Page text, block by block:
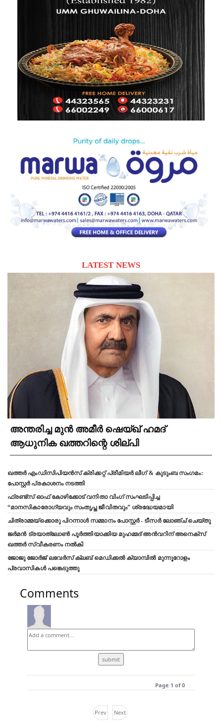
LATEST NEWS
അന്തരിച്ച മുൻ അമീർ ഷെയ്ഖ് ഹമദ്
ആധുനിക ഖത്തറിന്റെ ശില്പി
ഖത്തർ എംഡിസിപിയൻസ് ക്രിക്കറ്റ് പ്രീമിയർ ലീഗ് & കുടുംബ സംഗമം:
പോസ്റ്റർ പ്രകാശനം നടത്തി
ഫ്രണ്ട്സ് ഓഫ് കോഴിക്കോട് വനിതാ വിംഗ് സംഘടിപ്പിച്ച
“മാനസികാരോഗ്യവും സംതൃപ്ത ജീവിതവും” ശ്രദ്ധേയമായി
ചിത്രാമ്മയ്ക്കൊരു പിറന്നാൾ സമ്മാനം പോസ്റ്റർ - ടീസർ ലോഞ്ച് ചെയ്തു
ജർമൻ ട്രയാത്‌ലോൺ പൂർത്തിയാക്കിയ മുഹമ്മദ് അൻവറിന് അനെക്സ്
ഖത്തർ സ്വീകരണം നൽകി
ജോജു ജോർജ് ലവേർസ് ക്ലബ്‌ മെഡിക്കൽ ക്യാമ്പിൽ മുന്നൂറോളം
പ്രവാസികൾ പങ്കെടുത്തു
Comments
Page 1 of 0
Prev Next